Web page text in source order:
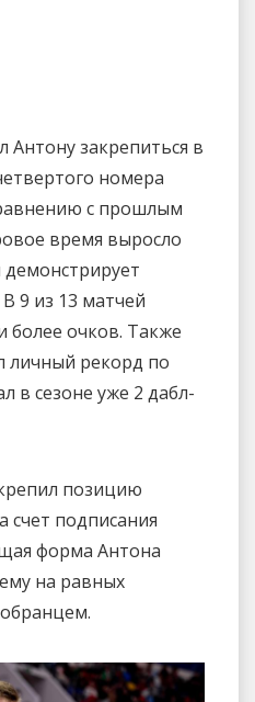
Антону закрепиться в
номера
с прошлым
время выросло
9 из 13 матчей
более очков. Также
личный рекорд по
в сезоне уже 2 дабл-
позицию
счет подписания
форма Антона
на равных